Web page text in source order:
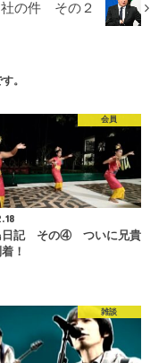
社の件 その２
。
会員
日記 その④ ついに兄貴
！
雑談